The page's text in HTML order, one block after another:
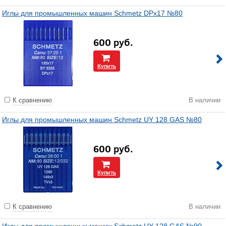
Иглы для промышленных машин Schmetz DPx17 №80
600 руб.
Купить
К сравнению В наличии
Иглы для промышленных машин Schmetz UY 128 GAS №80
600 руб.
Купить
К сравнению В наличии